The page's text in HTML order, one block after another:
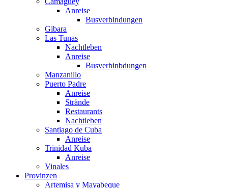
Anreise
Busverbindungen
Gibara
Las Tunas
Nachtleben
Anreise
Busverbinbdungen
Manzanillo
Puerto Padre
Anreise
Strände
Restaurants
Nachtleben
Santiago de Cuba
Anreise
Trinidad Kuba
Anreise
Vinales
Provinzen
Artemisa y Mayabeque